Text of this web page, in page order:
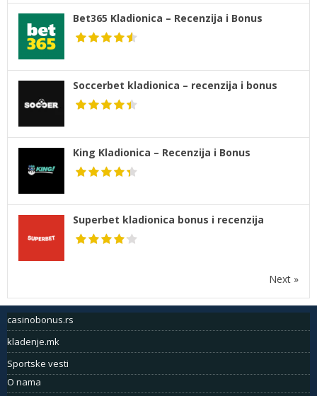
Bet365 Kladionica – Recenzija i Bonus
Soccerbet kladionica – recenzija i bonus
King Kladionica – Recenzija i Bonus
Superbet kladionica bonus i recenzija
Next »
casinobonus.rs
kladenje.mk
Sportske vesti
O nama